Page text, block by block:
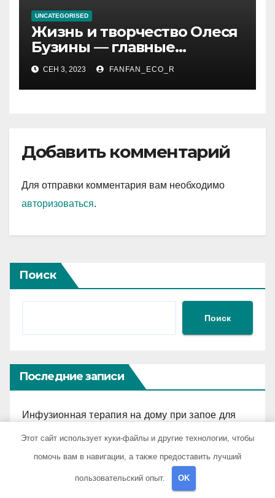
UNCATEGORISED
Жизнь и творчество Олеся
Бузины — главные
события, достижения и
интересные факты из
личной жизни
СЕН 3, 2023 FANFAN_ECO_R
Добавить комментарий
Для отправки комментария вам необходимо
авторизоваться.
Поиск
Поиск
Последние записи
Инфузионная терапия на дому при запое для
Основные сведения об алкогольном холдинге
Узбекистана
Этот сайт использует куки-файлы и другие технологии, чтобы
помочь вам в навигации, а также предоставить лучший
пользовательский опыт. OK